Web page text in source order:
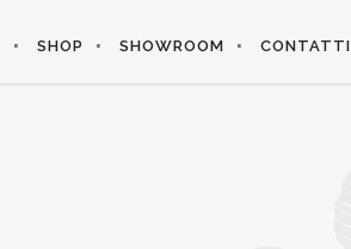
SHOP SHOWROOM CONTATTI